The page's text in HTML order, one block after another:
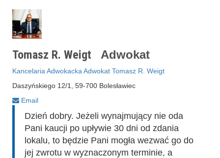
Tomasz R. Weigt Adwokat
Kancelaria Adwokacka Adwokat Tomasz R. Weigt
Daszyńskiego 12/1, 59-700 Bolesławiec
Email
Dzień dobry. Jeżeli wynajmujący nie oda
Pani kaucji po upływie 30 dni od zdania
lokalu, to będzie Pani mogła wezwać go do
jej zwrotu w wyznaczonym terminie, a